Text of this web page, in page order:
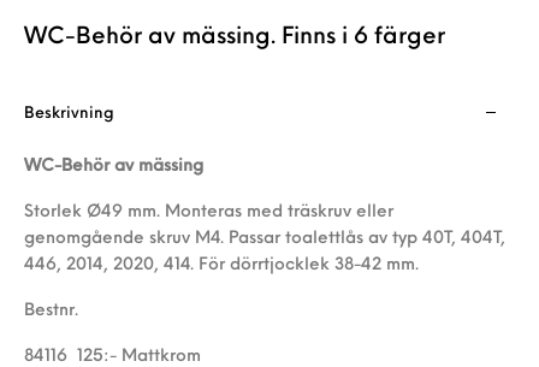
WC-Behör av mässing. Finns i 6 färger
Beskrivning
WC-Behör av mässing
Storlek Ø49 mm. Monteras med träskruv eller
genomgående skruv M4. Passar toalettlås av typ 40T, 404T,
446, 2014, 2020, 414. För dörrtjocklek 38-42 mm.
Bestnr.
84116 125:- Mattkrom